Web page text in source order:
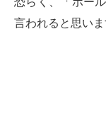
言われると思いま